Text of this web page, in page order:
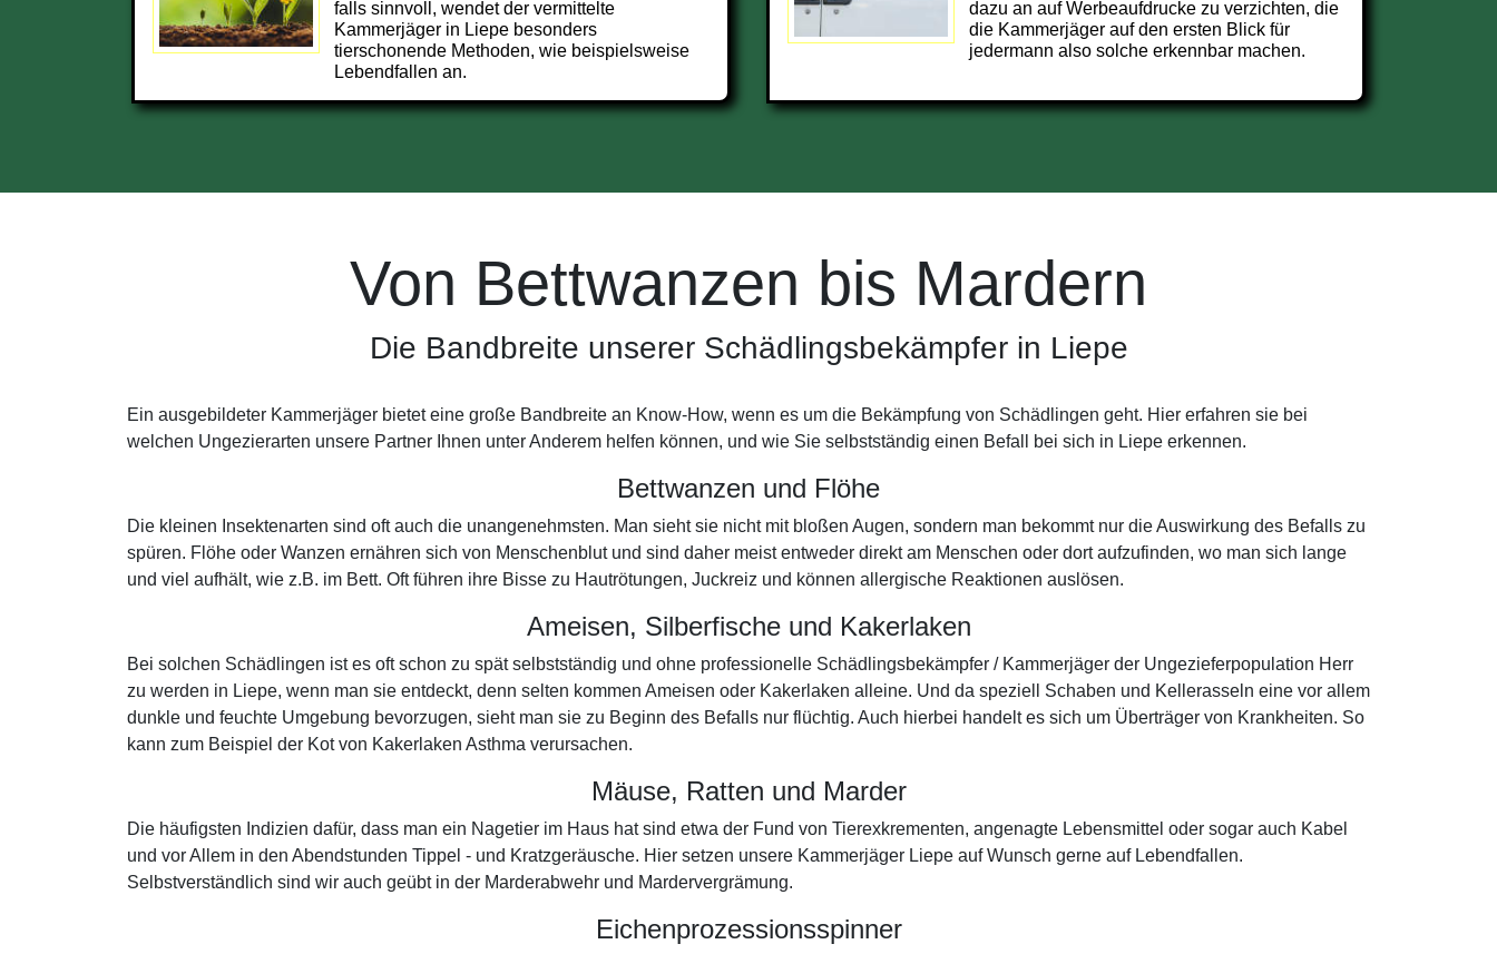
falls sinnvoll, wendet der vermittelte
Kammerjäger in Liepe besonders
tierschonende Methoden, wie beispielsweise
Lebendfallen an.
dazu an auf Werbeaufdrucke zu verzichten, die
die Kammerjäger auf den ersten Blick für
jedermann also solche erkennbar machen.
Von Bettwanzen bis Mardern
Die Bandbreite unserer Schädlingsbekämpfer in Liepe
Ein ausgebildeter Kammerjäger bietet eine große Bandbreite an Know-How, wenn es um die Bekämpfung von Schädlingen geht. Hier erfahren sie bei
welchen Ungezierarten unsere Partner Ihnen unter Anderem helfen können, und wie Sie selbstständig einen Befall bei sich in Liepe erkennen.
Bettwanzen und Flöhe
Die kleinen Insektenarten sind oft auch die unangenehmsten. Man sieht sie nicht mit bloßen Augen, sondern man bekommt nur die Auswirkung des Befalls zu
spüren. Flöhe oder Wanzen ernähren sich von Menschenblut und sind daher meist entweder direkt am Menschen oder dort aufzufinden, wo man sich lange
und viel aufhält, wie z.B. im Bett. Oft führen ihre Bisse zu Hautrötungen, Juckreiz und können allergische Reaktionen auslösen.
Ameisen, Silberfische und Kakerlaken
Bei solchen Schädlingen ist es oft schon zu spät selbstständig und ohne professionelle Schädlingsbekämpfer / Kammerjäger der Ungezieferpopulation Herr
zu werden in Liepe, wenn man sie entdeckt, denn selten kommen Ameisen oder Kakerlaken alleine. Und da speziell Schaben und Kellerasseln eine vor allem
dunkle und feuchte Umgebung bevorzugen, sieht man sie zu Beginn des Befalls nur flüchtig. Auch hierbei handelt es sich um Überträger von Krankheiten. So
kann zum Beispiel der Kot von Kakerlaken Asthma verursachen.
Mäuse, Ratten und Marder
Die häufigsten Indizien dafür, dass man ein Nagetier im Haus hat sind etwa der Fund von Tierexkrementen, angenagte Lebensmittel oder sogar auch Kabel
und vor Allem in den Abendstunden Tippel - und Kratzgeräusche. Hier setzen unsere Kammerjäger Liepe auf Wunsch gerne auf Lebendfallen.
Selbstverständlich sind wir auch geübt in der Marderabwehr und Mardervergrämung.
Eichenprozessionsspinner